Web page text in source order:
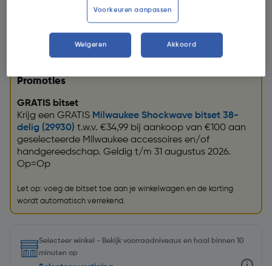
€ 4,99 | Excl. btw € 4,12
Promoties
GRATIS bitset
Krijg een GRATIS Milwaukee Shockwave bitset 38-
delig (29930) t.w.v. €34,99 bij aankoop van €100 aan
geselecteerde Milwaukee accessoires en/of
handgereedschap. Geldig t/m 31 augustus 2026.
Op=Op
Let op: voeg de bitset toe aan je winkelwagen en de korting
wordt automatisch verrekend.
Selecteer winkel - Bekijk voorraadniveaus en haal binnen 10
minuten op
Voorkeuren aanpassen
Weigeren Akkoord